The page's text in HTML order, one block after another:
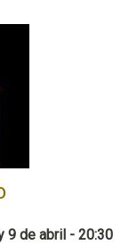
9 de abril - 20:30